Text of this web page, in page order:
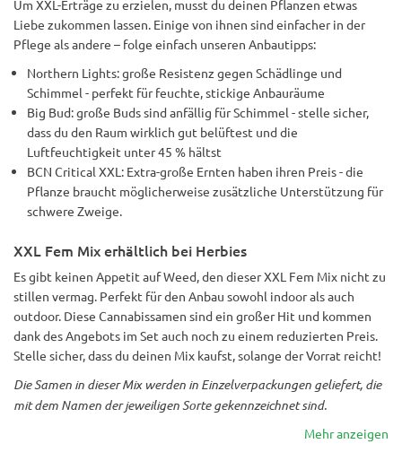
Um XXL-Erträge zu erzielen, musst du deinen Pflanzen etwas
Liebe zukommen lassen. Einige von ihnen sind einfacher in der
Pflege als andere – folge einfach unseren Anbautipps:
Northern Lights: große Resistenz gegen Schädlinge und
Schimmel - perfekt für feuchte, stickige Anbauräume
Big Bud: große Buds sind anfällig für Schimmel - stelle sicher,
dass du den Raum wirklich gut belüftest und die
Luftfeuchtigkeit unter 45 % hältst
BCN Critical XXL: Extra-große Ernten haben ihren Preis - die
Pflanze braucht möglicherweise zusätzliche Unterstützung für
schwere Zweige.
XXL Fem Mix erhältlich bei Herbies
Es gibt keinen Appetit auf Weed, den dieser XXL Fem Mix nicht zu
stillen vermag. Perfekt für den Anbau sowohl indoor als auch
outdoor. Diese Cannabissamen sind ein großer Hit und kommen
dank des Angebots im Set auch noch zu einem reduzierten Preis.
Stelle sicher, dass du deinen Mix kaufst, solange der Vorrat reicht!
Die Samen in dieser Mix werden in Einzelverpackungen geliefert, die
mit dem Namen der jeweiligen Sorte gekennzeichnet sind.
Mehr anzeigen